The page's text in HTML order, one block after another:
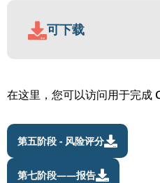
可下载
在这里，您可以访问用于完成

第五阶段 - 风险评分

第七阶段——报告